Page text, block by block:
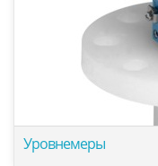
Уровнемеры